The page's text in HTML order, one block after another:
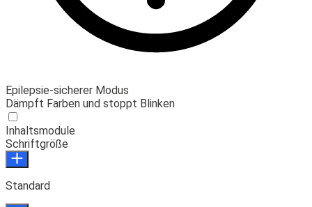
Epilepsie-sicherer Modus
Dämpft Farben und stoppt Blinken
Inhaltsmodule
Schriftgröße
Standard